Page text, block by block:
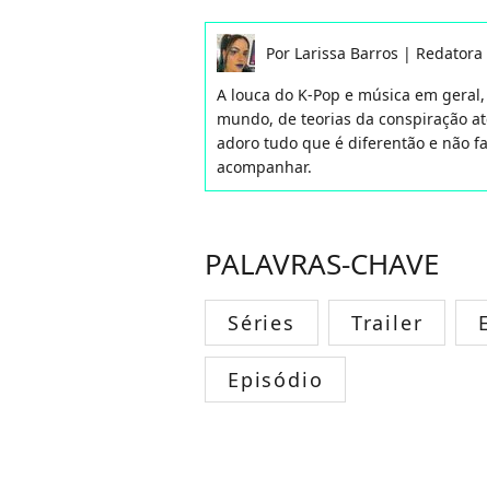
Por Larissa Barros | Redatora
A louca do K-Pop e música em
mundo, de teorias da conspiração
adoro tudo que é diferentão e não
acompanhar.
PALAVRAS-CHAVE
Séries Trailer
Episódio